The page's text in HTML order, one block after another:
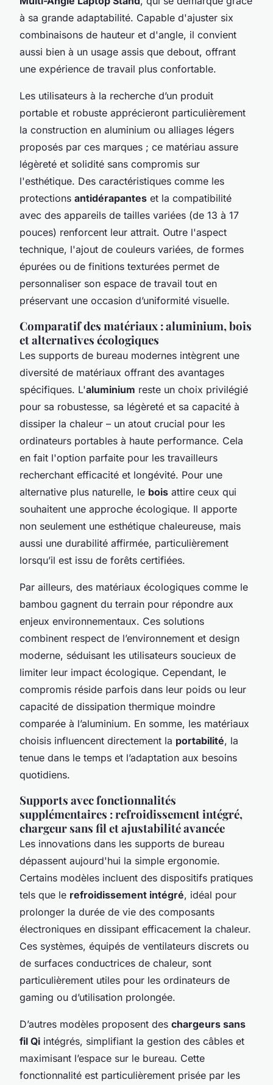
à sa grande adaptabilité. Capable d'ajuster six
combinaisons de hauteur et d'angle, il convient
aussi bien à un usage assis que debout, offrant
une expérience de travail plus confortable.
Les utilisateurs à la recherche d’un produit
portable et robuste apprécieront particulièrement
la construction en aluminium ou alliages légers
proposés par ces marques ; ce matériau assure
légèreté et solidité sans compromis sur
l'esthétique. Des caractéristiques comme les
protections antidérapantes et la compatibilité
avec des appareils de tailles variées (de 13 à 17
pouces) renforcent leur attrait. Outre l'aspect
technique, l'ajout de couleurs variées, de formes
épurées ou de finitions texturées permet de
personnaliser son espace de travail tout en
préservant une occasion d’uniformité visuelle.
Comparatif des matériaux : aluminium, bois
et alternatives écologiques
Les supports de bureau modernes intègrent une
diversité de matériaux offrant des avantages
spécifiques. L'aluminium reste un choix privilégié
pour sa robustesse, sa légèreté et sa capacité à
dissiper la chaleur – un atout crucial pour les
ordinateurs portables à haute performance. Cela
en fait l'option parfaite pour les travailleurs
recherchant efficacité et longévité. Pour une
alternative plus naturelle, le bois attire ceux qui
souhaitent une approche écologique. Il apporte
non seulement une esthétique chaleureuse, mais
aussi une durabilité affirmée, particulièrement
lorsqu’il est issu de forêts certifiées.
Par ailleurs, des matériaux écologiques comme le
bambou gagnent du terrain pour répondre aux
enjeux environnementaux. Ces solutions
combinent respect de l’environnement et design
moderne, séduisant les utilisateurs soucieux de
limiter leur impact écologique. Cependant, le
compromis réside parfois dans leur poids ou leur
capacité de dissipation thermique moindre
comparée à l’aluminium. En somme, les matériaux
choisis influencent directement la portabilité, la
tenue dans le temps et l’adaptation aux besoins
quotidiens.
Supports avec fonctionnalités
supplémentaires : refroidissement intégré,
chargeur sans fil et ajustabilité avancée
Les innovations dans les supports de bureau
dépassent aujourd'hui la simple ergonomie.
Certains modèles incluent des dispositifs pratiques
tels que le refroidissement intégré, idéal pour
prolonger la durée de vie des composants
électroniques en dissipant efficacement la chaleur.
Ces systèmes, équipés de ventilateurs discrets ou
de surfaces conductrices de chaleur, sont
particulièrement utiles pour les ordinateurs de
gaming ou d’utilisation prolongée.
D’autres modèles proposent des chargeurs sans
fil Qi intégrés, simplifiant la gestion des câbles et
maximisant l’espace sur le bureau. Cette
fonctionnalité est particulièrement prisée par les